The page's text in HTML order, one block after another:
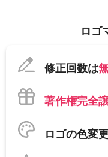
ロゴ
修正回数は
著作権完全
ロゴの色変